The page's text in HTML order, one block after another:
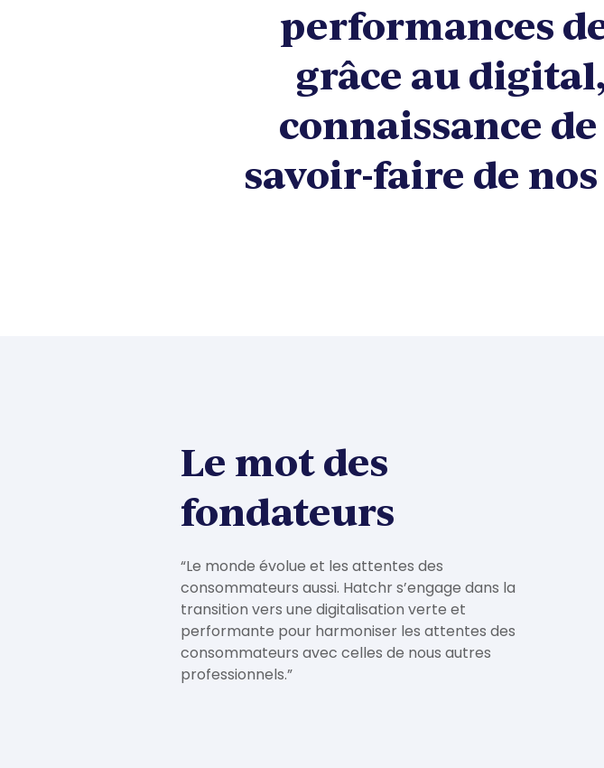
performances
grâce au
connaissance
savoir-faire de
Le mot des
fondateurs
“Le monde évolue et les attentes des
consommateurs aussi. Hatchr s’engage dans la
transition vers une digitalisation verte et
performante pour harmoniser les attentes des
consommateurs avec celles de nous autres
professionnels.”